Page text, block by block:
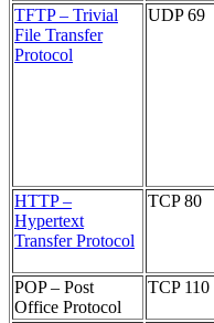
TFTP – Trivial
File Transfer
Protocol
UDP 69
HTTP –
Hypertext
Transfer Protocol
TCP 80
POP – Post
Office Protocol
TCP 110